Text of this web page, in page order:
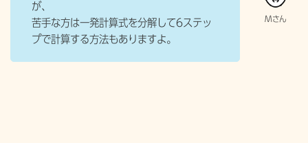
が、
苦手な方は一発計算式を分解して6ステッ
プで計算する方法もありますよ。